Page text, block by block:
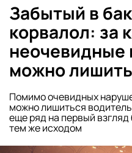
Забытый в
корвалол: за
неочевидные
можно
Помимо очевидных
можно лишиться
еще ряд на первый
тем же исходом